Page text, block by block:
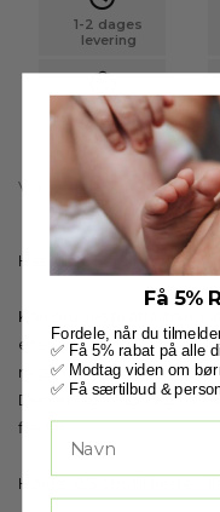
1-2 dages
levering
Få 5% rabat
Varenr.: Bjoern-gel-pad
Hælkile i klar siliconegel
Kan bruges til aflastning
eller hvis der er forskel i
rygsmerter pga. den
Den er også rigtig god,
flader
Højde: 0,5 cm. til herre
Få 5%
Fordele, når du
✅ Få 5% rabat på alle
✅ Modtag viden om
✅ Få særtilbud &